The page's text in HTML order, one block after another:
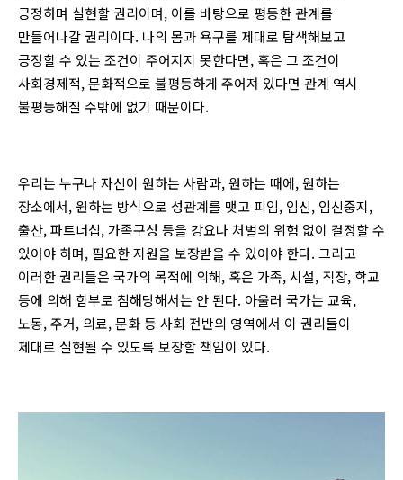
긍정하며 실현할 권리이며, 이를 바탕으로 평등한 관계를
만들어나갈 권리이다. 나의 몸과 욕구를 제대로 탐색해보고
긍정할 수 있는 조건이 주어지지 못한다면, 혹은 그 조건이
사회경제적, 문화적으로 불평등하게 주어져 있다면 관계 역시
불평등해질 수밖에 없기 때문이다.
우리는 누구나 자신이 원하는 사람과, 원하는 때에, 원하는
장소에서, 원하는 방식으로 성관계를 맺고 피임, 임신, 임신중지,
출산, 파트너십, 가족구성 등을 강요나 처벌의 위험 없이 결정할 수
있어야 하며, 필요한 지원을 보장받을 수 있어야 한다. 그리고
이러한 권리들은 국가의 목적에 의해, 혹은 가족, 시설, 직장, 학교
등에 의해 함부로 침해당해서는 안 된다. 아울러 국가는 교육,
노동, 주거, 의료, 문화 등 사회 전반의 영역에서 이 권리들이
제대로 실현될 수 있도록 보장할 책임이 있다.